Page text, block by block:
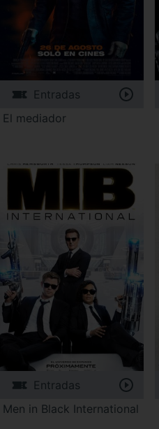
Entradas
El mediador
Entradas
Men in Black International